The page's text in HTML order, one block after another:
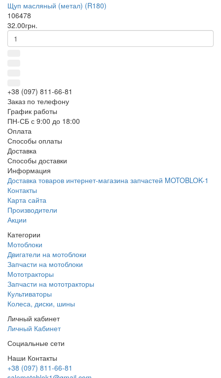
Щуп масляный (метал) (R180)
106478
32.00грн.
+38 (097) 811-66-81
Заказ по телефону
График работы
ПН-СБ с 9:00 до 18:00
Оплата
Способы оплаты
Доставка
Способы доставки
Информация
Доставка товаров интернет-магазина запчастей MOTOBLOK-1
Контакты
Карта сайта
Производители
Акции
Категории
Мотоблоки
Двигатели на мотоблоки
Запчасти на мотоблоки
Мототракторы
Запчасти на мототракторы
Культиваторы
Колеса, диски, шины
Личный кабинет
Личный Кабинет
Социальные сети
Наши Контакты
+38 (097) 811-66-81